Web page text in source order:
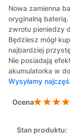
Nowa zamienna
oryginalną
zwrotu pieniedzy
Będziesz mógł
najbardziej
Nie posiadają
akumulatorka w
Wysyłamy
Ocena
Stan produktu: